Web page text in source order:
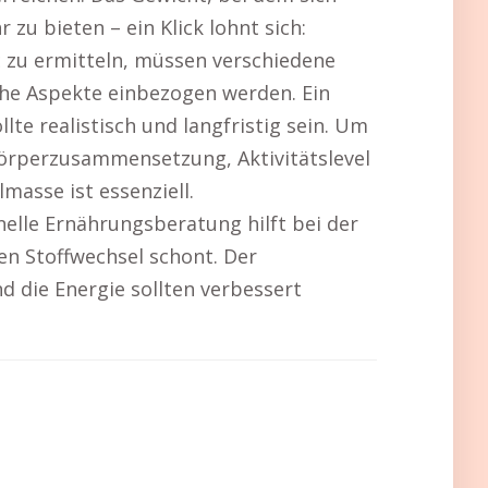
zu bieten – ein Klick lohnt sich:
ermitteln, müssen verschiedene
Aspekte einbezogen werden. Ein
realistisch und langfristig sein. Um
Aktivitätslevel
ist essenziell.
Ernährungsberatung hilft bei der
Stoffwechsel schont. Der
die Energie sollten verbessert